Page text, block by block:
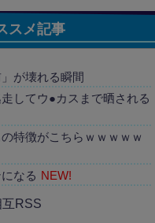
スメ記事
が壊れる瞬間
してウ●カスまで晒される
特徴がこちらｗｗｗｗｗ
なる
NEW!
互RSS